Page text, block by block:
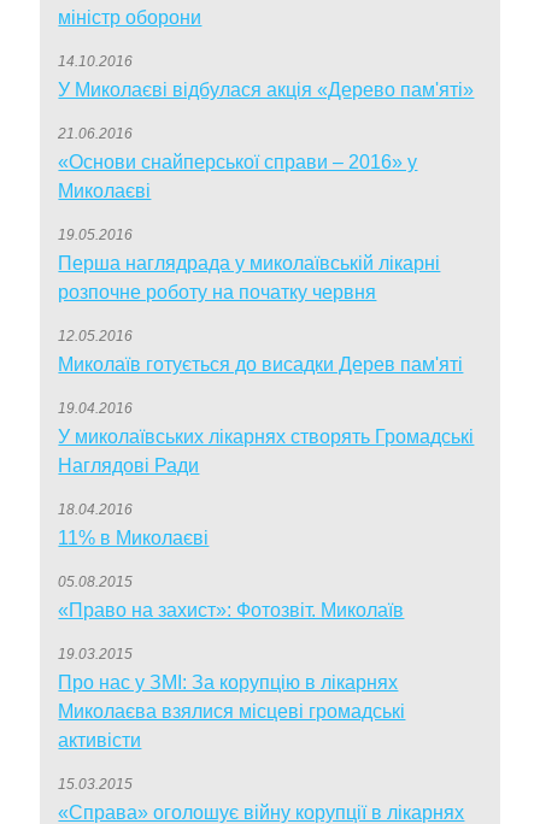
міністр оборони
14.10.2016
У Миколаєві відбулася акція «Дерево пам'яті»
21.06.2016
«Основи снайперської справи – 2016» у
Миколаєві
19.05.2016
Перша наглядрада у миколаївській лікарні
розпочне роботу на початку червня
12.05.2016
Миколаїв готується до висадки Дерев пам'яті
19.04.2016
У миколаївських лікарнях створять Громадські
Наглядові Ради
18.04.2016
11% в Миколаєві
05.08.2015
«Право на захист»: Фотозвіт. Миколаїв
19.03.2015
Про нас у ЗМІ: За корупцію в лікарнях
Миколаєва взялися місцеві громадські
активісти
15.03.2015
«Справа» оголошує війну корупції в лікарнях